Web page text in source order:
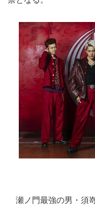
瀬ノ門最強の男・須